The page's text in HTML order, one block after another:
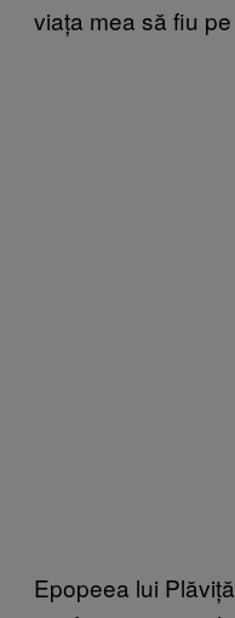
viața mea să fiu
Epopeea lui